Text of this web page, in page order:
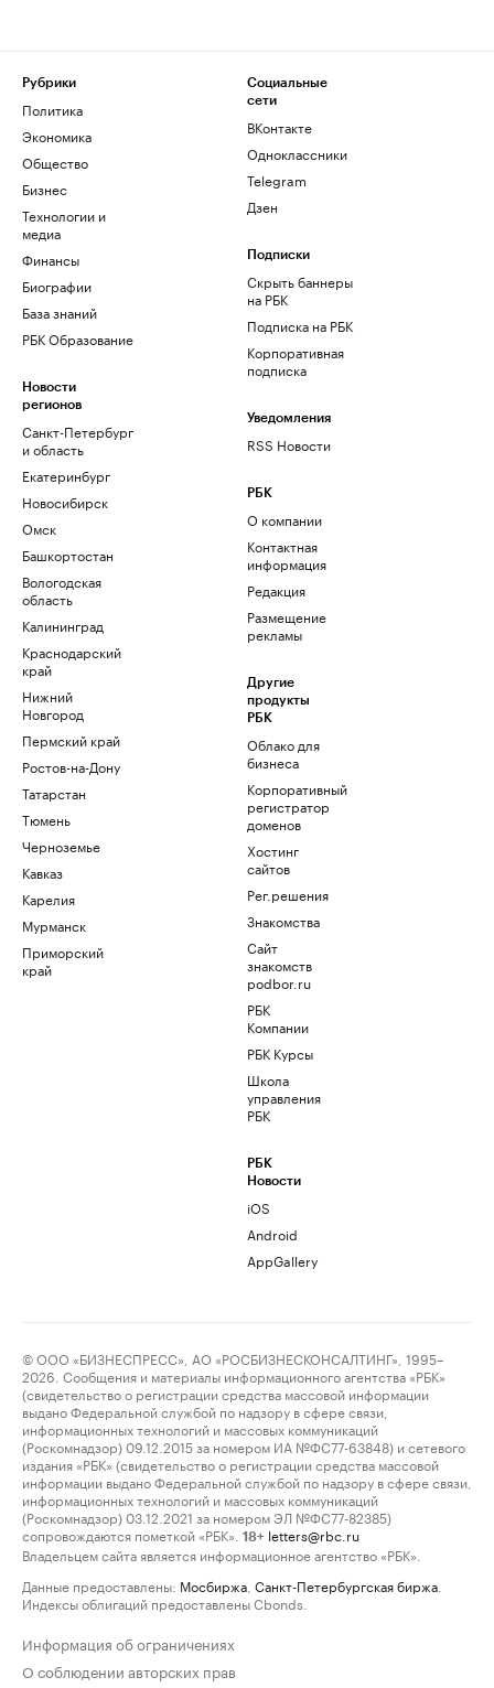
Рубрики
Политика
Экономика
Общество
Бизнес
Технологии и
медиа
Финансы
Биографии
База знаний
РБК Образование
Новости
регионов
Санкт-Петербург
и область
Екатеринбург
Новосибирск
Омск
Башкортостан
Вологодская
область
Калининград
Краснодарский
край
Нижний
Новгород
Пермский край
Ростов-на-Дону
Татарстан
Тюмень
Черноземье
Кавказ
Карелия
Мурманск
Приморский
край
Социальные
сети
ВКонтакте
Одноклассники
Telegram
Дзен
Подписки
Скрыть баннеры
на РБК
Подписка на РБК
Корпоративная
подписка
Уведомления
RSS Новости
РБК
О компании
Контактная
информация
Редакция
Размещение
рекламы
Другие
продукты
РБК
Облако для
бизнеса
Корпоративный
регистратор
доменов
Хостинг
сайтов
Рег.решения
Знакомства
Сайт
знакомств
podbor.ru
РБК
Компании
РБК Курсы
Школа
управления
РБК
РБК
Новости
iOS
Android
AppGallery
© ООО «БИЗНЕСПРЕСС», АО «РОСБИЗНЕСКОНСАЛТИНГ», 1995–
2026. Сообщения и материалы информационного агентства «РБК»
(свидетельство о регистрации средства массовой информации
выдано Федеральной службой по надзору в сфере связи,
информационных технологий и массовых коммуникаций
(Роскомнадзор) 09.12.2015 за номером ИА №ФС77-63848) и сетевого
издания «РБК» (свидетельство о регистрации средства массовой
информации выдано Федеральной службой по надзору в сфере связи,
информационных технологий и массовых коммуникаций
(Роскомнадзор) 03.12.2021 за номером ЭЛ №ФС77-82385)
сопровождаются пометкой «РБК».
18+ letters@rbc.ru
Владельцем сайта является информационное агентство «РБК».
Данные предоставлены: Мосбиржа Санкт-Петербургская биржа
Индексы облигаций предоставлены Cbonds.
Информация об ограничениях
О соблюдении авторских прав